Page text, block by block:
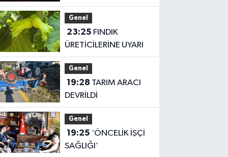
tutkunlarını Erciyes'te
buluşturacak
Genel
23:25
ÜRETİCİLERİNE UYARI
Genel
19:28
DEVRİLDİ
Genel
19:25
SAĞLIĞI’